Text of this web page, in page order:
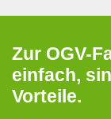
Zur OGV-
einfach,
Vorteile.